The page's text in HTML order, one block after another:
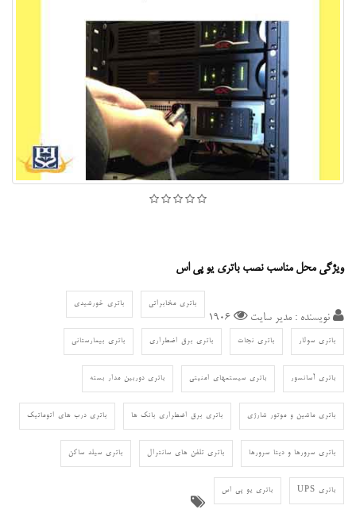
ویژگی محل مناسب نصب باتری یو پی اس
نویسنده : مدیر سایت 1906
باتری مخابراتی باتری خورشیدی
باتری سولار باتری نجات باتری برق اضطراری باتری بیمارستانی
باتری آسانسور باتری سیستمهای امنیتی باتری دوربین مدار بسته
باتری ماشین و موتور شارژی باتری برق اضطراری بانک ها باتری درب های اتوماتیک
باتری سرورها و دیتا سرورها باتری تلفن های سانترال باتری سیلد ساکن
باتری UPS باتری یو پی اس